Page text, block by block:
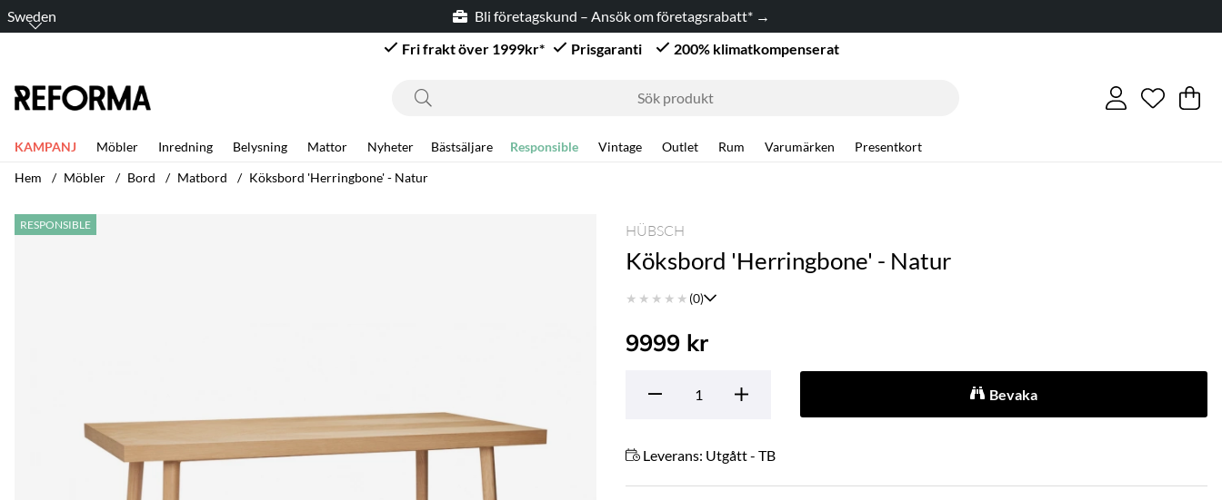
Sweden
Bli företagskund – Ansök om företagsrabatt* →
Fri frakt över 1999kr*
Prisgaranti 200% klimatkompenserat
Antal i
. .
KAMPANJ Möbler Inredning Belysning Mattor Nyheter Bästsäljare Responsible Vintage Outlet Rum Varumärken
Presentkort
Hem
Möbler Bord Matbord Köksbord 'Herringbone' - Natur
RESPONSIBLE
Produktbilder Köksbord 'Herringbone' - Natur HÜBSCH
Köksbord 'Herringbone' - Natur
★ ★ ★ ★ ★ (0)
9999 kr
Bevaka
Leverans: Utgått - TB